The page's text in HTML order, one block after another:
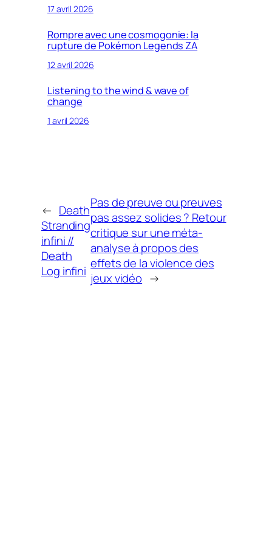
17 avril 2026
Rompre avec une cosmogonie: la
rupture de Pokémon Legends ZA
12 avril 2026
Listening to the wind & wave of
change
1 avril 2026
← Death
Stranding
infini //
Death
Log infini
Pas de preuve ou preuves
pas assez solides ? Retour
critique sur une méta-
analyse à propos des
effets de la violence des
jeux vidéo →